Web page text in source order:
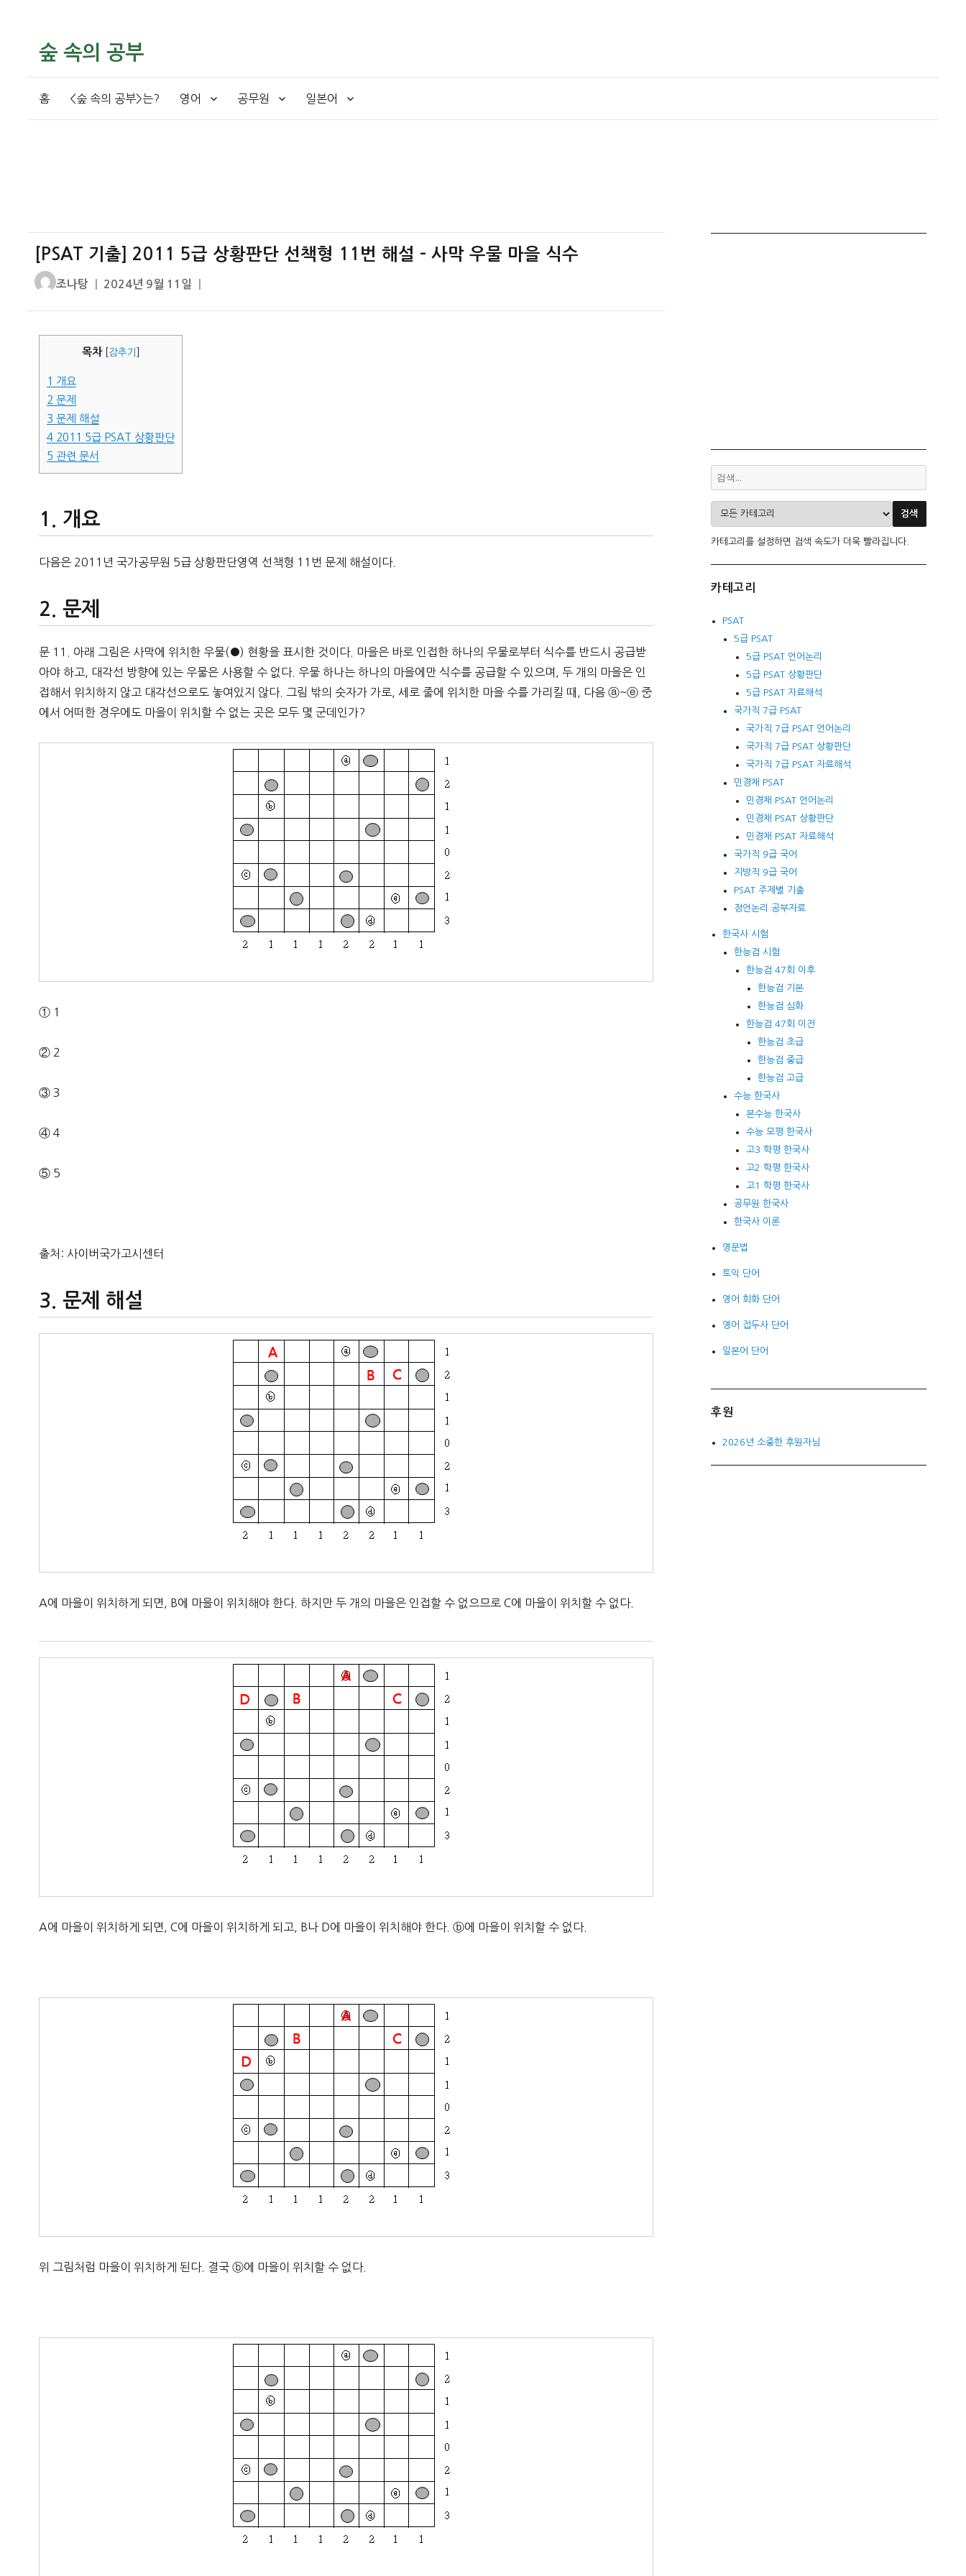
숲 속의 공부
홈 <숲 속의 공부>는? 영어 공무원 일본어
[PSAT 기출] 2011 5급 상황판단 선책형 11번 해설 – 사막 우물 마을 식수
글
조나탕
작
자
2024년 9월 11일
목차 감추기
1 개요
2 문제
3 문제 해설
4 2011 5급 PSAT 상황판단
5 관련 문서
개요
다음은 2011년 국가공무원 5급 상황판단영역 선책형 11번 문제 해설이다.
문제
문 11. 아래 그림은 사막에 위치한 우물(●) 현황을 표시한 것이다. 마을은 바로 인접한 하나의 우물로부터 식수를 반드시 공급받
아야 하고, 대각선 방향에 있는 우물은 사용할 수 없다. 우물 하나는 하나의 마을에만 식수를 공급할 수 있으며, 두 개의 마을은 인
접해서 위치하지 않고 대각선으로도 놓여있지 않다. 그림 밖의 숫자가 가로, 세로 줄에 위치한 마을 수를 가리킬 때, 다음 ⓐ~ⓔ 중
에서 어떠한 경우에도 마을이 위치할 수 없는 곳은 모두 몇 군데인가?
① 1
② 2
③ 3
④ 4
⑤ 5
출처: 사이버국가고시센터
문제 해설
A에 마을이 위치하게 되면, B에 마을이 위치해야 한다. 하지만 두 개의 마을은 인접할 수 없으므로 C에 마을이 위치할 수 없다.
A에 마을이 위치하게 되면, C에 마을이 위치하게 되고, B나 D에 마을이 위치해야 한다. ⓑ에 마을이 위치할 수 없다.
위 그림처럼 마을이 위치하게 된다. 결국 ⓑ에 마을이 위치할 수 없다.
카테고리를 설정하면 검색 속도가 더욱 빨라집니다.
카테고리
PSAT
5급 PSAT
5급 PSAT 언어논리
5급 PSAT 상황판단
5급 PSAT 자료해석
국가직 7급 PSAT
국가직 7급 PSAT 언어논리
국가직 7급 PSAT 상황판단
국가직 7급 PSAT 자료해석
민경채 PSAT
민경채 PSAT 언어논리
민경채 PSAT 상황판단
민경채 PSAT 자료해석
국가직 9급 국어
지방직 9급 국어
PSAT 주제별 기출
정언논리 공부자료
한국사 시험
한능검 시험
한능검 47회 이후
한능검 기본
한능검 심화
한능검 47회 이전
한능검 초급
한능검 중급
한능검 고급
수능 한국사
본수능 한국사
수능 모평 한국사
고3 학평 한국사
고2 학평 한국사
고1 학평 한국사
공무원 한국사
한국사 이론
영문법
토익 단어
영어 회화 단어
영어 접두사 단어
일본어 단어
후원
2026년 소중한 후원자님